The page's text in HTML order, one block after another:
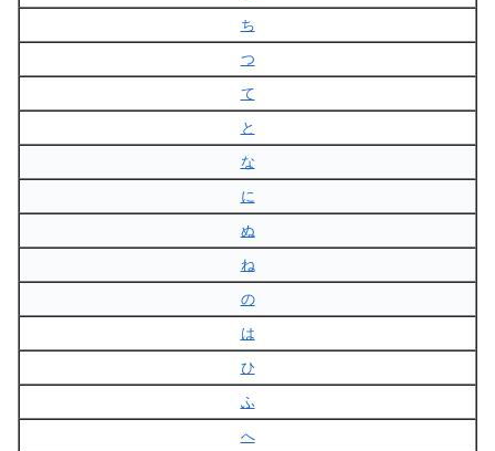
ち
つ
て
と
な
に
ぬ
ね
の
は
ひ
ふ
へ